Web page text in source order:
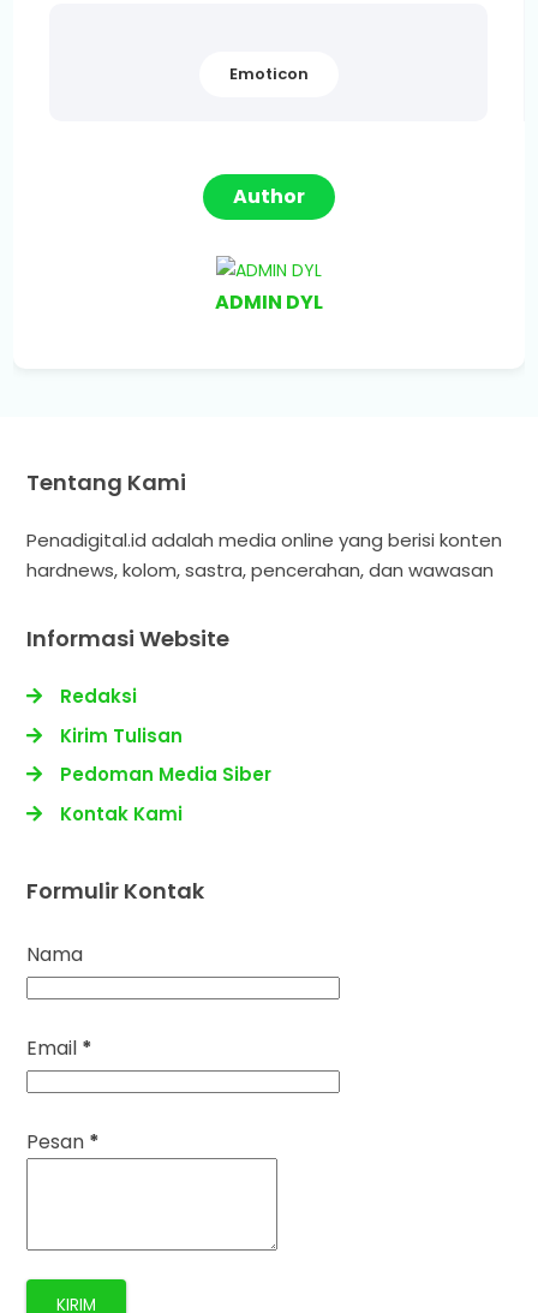
Emoticon
Author
ADMIN DYL
Tentang Kami
Penadigital.id adalah media online yang berisi konten
hardnews, kolom, sastra, pencerahan, dan wawasan
Informasi Website
Redaksi
Kirim Tulisan
Pedoman Media Siber
Kontak Kami
Formulir Kontak
Nama
Email *
Pesan *